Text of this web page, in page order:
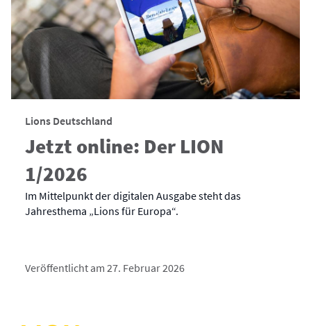
Lions Deutschland
Jetzt online: Der LION
1/2026
Im Mittelpunkt der digitalen Ausgabe steht das
Jahresthema „Lions für Europa“.
Veröffentlicht am 27. Februar 2026